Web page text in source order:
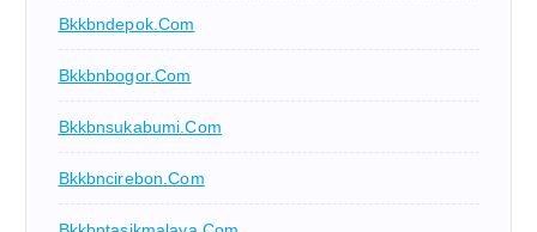
Bkkbndepok.com
Bkkbnbogor.com
Bkkbnsukabumi.com
Bkkbncirebon.com